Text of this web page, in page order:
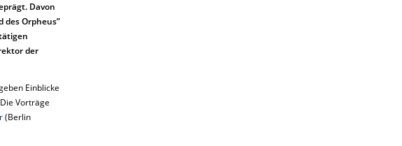
Davon
des Orpheus”
der
Einblicke
Vorträge
(Berlin